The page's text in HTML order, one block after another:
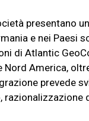
presentano
e nei Paesi
di Atlantic
Nord America,
prevede